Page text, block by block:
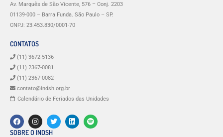
Av. Marquês de São Vicente, 576 – Conj. 2203
01139-000 – Barra Funda. São Paulo – SP.
CNPJ: 23.453.830/0001-70
CONTATOS
(11) 3672-5136
(11) 2367-0081
(11) 2367-0082
contato@indsh.org.br
Calendário de Feriados das Unidades
SOBRE O INDSH